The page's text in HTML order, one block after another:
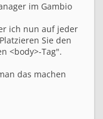
im Gambio
ich nun auf jeder
Sie den
<body>-Tag".
das machen